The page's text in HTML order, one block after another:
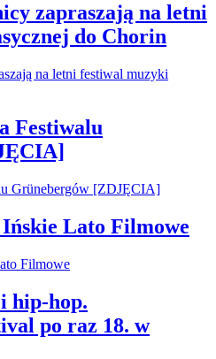
zapraszają na letni
do Chorin
Festiwalu
Ińskie Lato Filmowe
hip-hop.
po raz 18. w